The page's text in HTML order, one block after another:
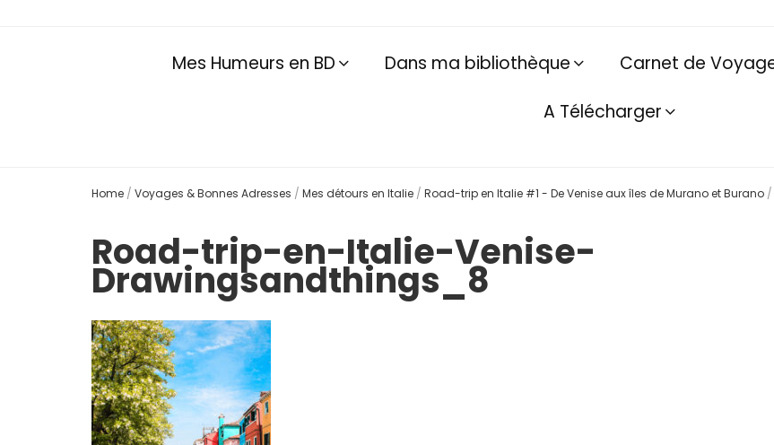
Mes Humeurs en BD Dans ma bibliothèque Carnet de
A Télécharger
Home / Voyages & Bonnes Adresses / Mes détours en Italie / Road-trip en Italie #1 - De Venise aux îles de Murano et Burano /
Road-trip-en-Italie-Venise-
Drawingsandthings_8